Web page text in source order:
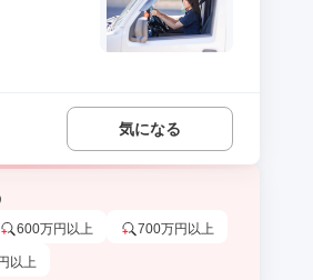
気になる
600万円以上 700万円以上
以上